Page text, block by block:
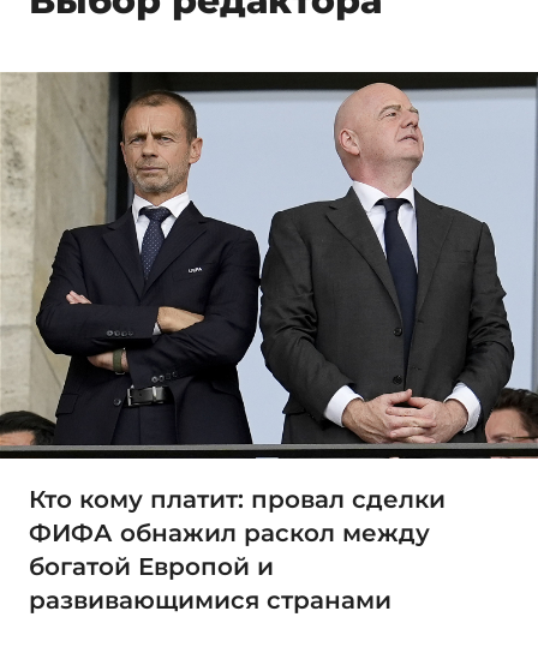
Кто кому платит: провал сделки
ФИФА обнажил раскол между
богатой Европой и
развивающимися странами